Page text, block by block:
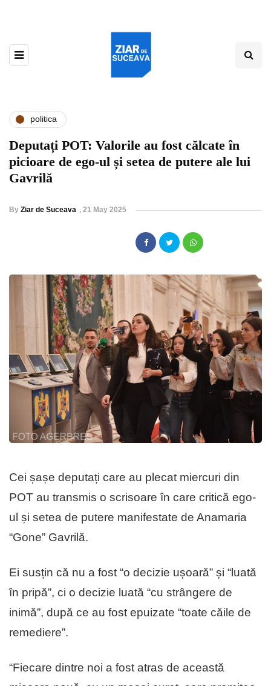
politica
Deputați POT: Valorile au fost călcate în
picioare de ego-ul și setea de putere ale lui
Gavrilă
By Ziar de Suceava , 21 May 2025
Cei șașe deputați care au plecat miercuri din
POT au transmis o scrisoare în care critică ego-
ul și setea de putere manifestate de Anamaria
“Gone” Gavrilă.
Ei susțin că nu a fost “o decizie ușoară” și “luată
în pripă”, ci o decizie luată “cu strângere de
inimă”, după ce au fost epuizate “toate căile de
remediere”.
“Fiecare dintre noi a fost atras de această